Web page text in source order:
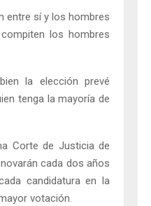
entre sí y los hombres
los hombres
la elección prevé
tenga la mayoría de
Corte de Justicia de
cada dos años
candidatura en la
votación.